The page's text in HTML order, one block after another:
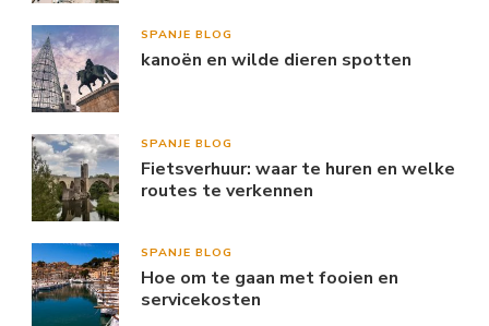
SPANJE BLOG
kanoën en wilde dieren spotten
SPANJE BLOG
Fietsverhuur: waar te huren en welke
routes te verkennen
SPANJE BLOG
Hoe om te gaan met fooien en
servicekosten